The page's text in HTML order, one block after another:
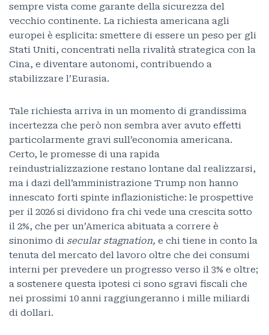
sempre vista come garante della sicurezza del
vecchio continente. La richiesta americana agli
europei è esplicita: smettere di essere un peso per gli
Stati Uniti, concentrati nella rivalità strategica con la
Cina, e diventare autonomi, contribuendo a
stabilizzare l’Eurasia.
Tale richiesta arriva in un momento di grandissima
incertezza che però non sembra aver avuto effetti
particolarmente gravi sull’economia americana.
Certo, le promesse di una rapida
reindustrializzazione restano lontane dal realizzarsi,
ma i dazi dell’amministrazione Trump non hanno
innescato forti spinte inflazionistiche: le prospettive
per il 2026 si dividono fra chi vede una crescita sotto
il 2%, che per un’America abituata a correre è
sinonimo di secular stagnation, e chi tiene in conto la
tenuta del mercato del lavoro oltre che dei consumi
interni per prevedere un progresso verso il 3% e oltre;
a sostenere questa ipotesi ci sono sgravi fiscali che
nei prossimi 10 anni raggiungeranno i mille miliardi
di dollari.